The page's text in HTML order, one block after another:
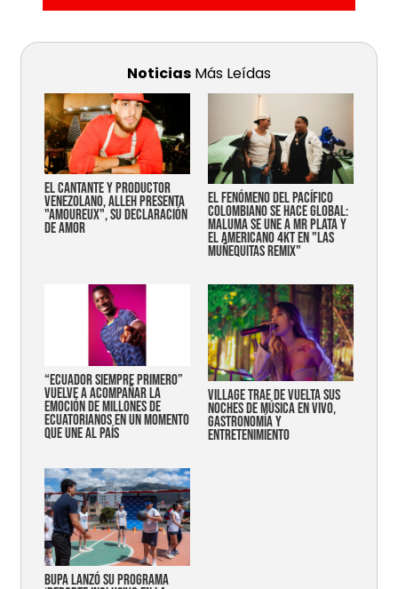
Noticias Más Leídas
EL CANTANTE Y PRODUCTOR
VENEZOLANO, ALLEH PRESENTA
"AMOUREUX", SU DECLARACIÓN
DE AMOR
EL FENÓMENO DEL PACÍFICO
COLOMBIANO SE HACE GLOBAL:
MALUMA SE UNE A MR PLATA Y
EL AMERICANO 4KT EN "LAS
MUÑEQUITAS REMIX"
“Ecuador siempre primero”
vuelve a acompañar la
emoción de millones de
ecuatorianos en un momento
que une al país
Village trae de vuelta sus
noches de música en vivo,
gastronomía y
entretenimiento
Bupa lanzó su programa